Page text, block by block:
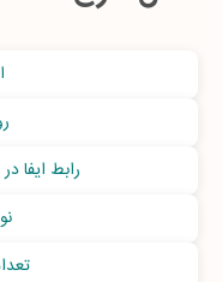
رابط ایفا